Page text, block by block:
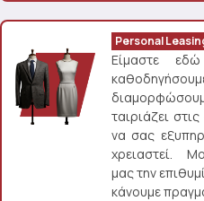
Personal
Είμαστε
ταιριάζει
να σας
χρειαστεί.
μας την
κάνουμε